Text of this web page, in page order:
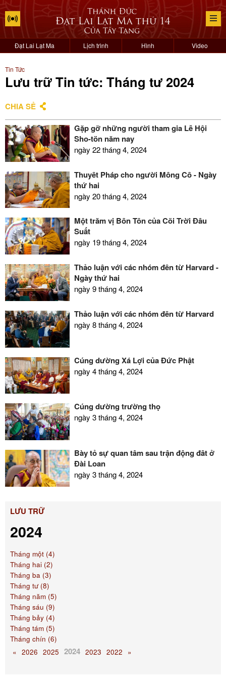
Đạt Lai Lạt Ma Lịch trình Hình Video
Tin Tức
Lưu trữ Tin tức: Tháng tư 2024
CHIA SẺ
Gặp gỡ những người tham gia Lễ Hội
Sho-tön năm nay
ngày 22 tháng 4, 2024
Thuyết Pháp cho người Mông Cổ - Ngày
thứ hai
ngày 20 tháng 4, 2024
Một trăm vị Bổn Tôn của Cõi Trời Đâu
Suất
ngày 19 tháng 4, 2024
Thảo luận với các nhóm đến từ Harvard -
Ngày thứ hai
ngày 9 tháng 4, 2024
Thảo luận với các nhóm đến từ Harvard
ngày 8 tháng 4, 2024
Cúng dường Xá Lợi của Đức Phật
ngày 4 tháng 4, 2024
Cúng dường trường thọ
ngày 3 tháng 4, 2024
Bày tỏ sự quan tâm sau trận động đất ở
Đài Loan
ngày 3 tháng 4, 2024
LƯU TRỮ
2024
Tháng một (4)
Tháng hai (2)
Tháng ba (3)
Tháng tư (8)
Tháng năm (5)
Tháng sáu (9)
Tháng bảy (4)
Tháng tám (5)
Tháng chín (6)
« 2026 2025 2024 2023 2022 »